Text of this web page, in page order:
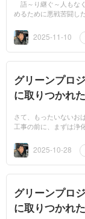
語～り継ぐ～人もな
めるために悪戦苦闘し
最...
2025-11-10
グリーンプロ
に取りつかれ
さて、もったいないお
工事の前に、まずは浄
でよかった(...
2025-10-28
グリーンプロ
に取りつかれ